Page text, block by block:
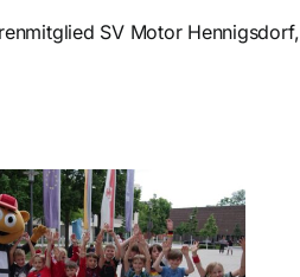
SV Motor
beim